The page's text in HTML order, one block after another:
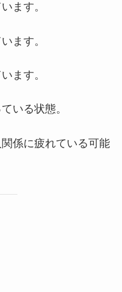
ます。
ます。
ます。
いる状態。
係に疲れている可能